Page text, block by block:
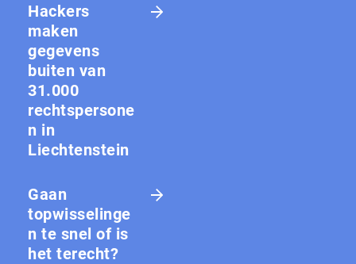
Hackers
maken
gegevens
buiten van
31.000
rechtspersone
n in
Liechtenstein
Gaan
topwisselinge
n te snel of is
het terecht?